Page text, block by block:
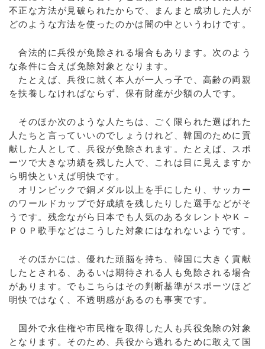
不正な方法が見破られたからで、まんまと成功した人が
どのような方法を使ったのかは闇の中というわけです。
合法的に兵役が免除される場合もあります。次のよう
な条件に合えば免除対象となります。
たとえば、兵役に就く本人が一人っ子で、高齢の両親
を扶養しなければならず、保有財産が少額の人です。
そのほか次のような人たちは、ごく限られた選ばれた
人たちと言っていいのでしょうけれど、韓国のために貢
献した人として、兵役が免除されます。たとえば、スポ
ーツで大きな功績を残した人で、これは目に見えますか
ら明快といえば明快です。
オリンピックで銅メダル以上を手にしたり、サッカー
のワールドカップで好成績を残したりした選手などがそ
うです。残念ながら日本でも人気のあるタレントやＫ－
Ｐ０Ｐ歌手などはこうした対象にはなれないようです。
そのほかには、優れた頭脳を持ち、韓国に大きく貢献
したとされる、あるいは期待される人も免除される場合
があります。でもこちらはその判断基準がスポーツほど
明快ではなく、不透明感があるのも事実です。
国外で永住権や市民権を取得した人も兵役免除の対象
となります。そのため、兵役から逃れるために敢えて国